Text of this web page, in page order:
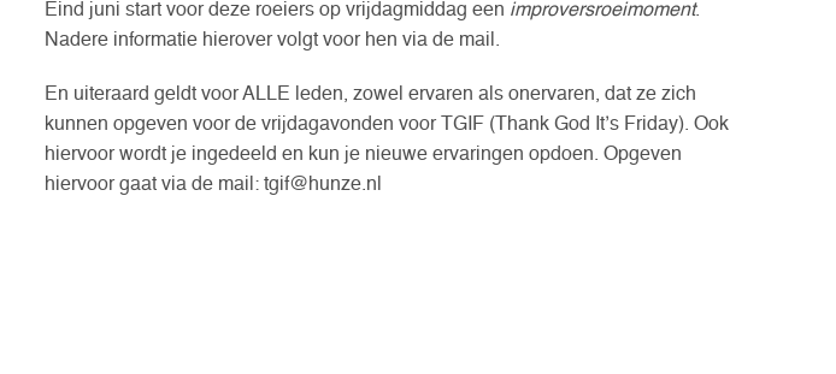
Eind juni start voor deze roeiers op vrijdagmiddag een improversroeimoment.
Nadere informatie hierover volgt voor hen via de mail.
En uiteraard geldt voor ALLE leden, zowel ervaren als onervaren, dat ze zich
kunnen opgeven voor de vrijdagavonden voor TGIF (Thank God It’s Friday). Ook
hiervoor wordt je ingedeeld en kun je nieuwe ervaringen opdoen. Opgeven
hiervoor gaat via de mail: tgif@hunze.nl